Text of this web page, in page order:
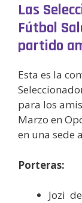
Las
Fútbol
partido
Esta es la
para los
Marzo en
en una sede
Porteras:
Jozi